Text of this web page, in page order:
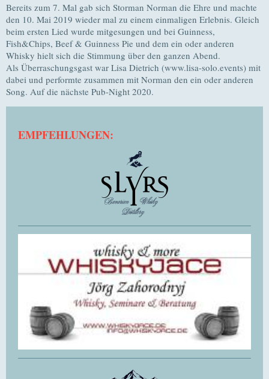
Bereits zum 7. Mal gab sich Storman Norman die Ehre und machte
den 10. Mai 2019 wieder mal zu einem einmaligen Erlebnis. Gleich
beim ersten Lied wurde mitgesungen und bei Guinness,
Fish&Chips, Beef & Guinness Pie und dem ein oder anderen
Whisky hielt sich die Stimmung über den ganzen Abend.
Als Überraschungsgast war Lisa Dietrich (www.lisa-solo.events) mit
dabei und performte zusammen mit Norman den ein oder anderen
Song. Auf die nächste Pub-Night 2020.
EMPFEHLUNGEN: